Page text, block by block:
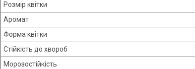
Розмір квітки
Аромат
Форма квітки
Стійкість до хвороб
Морозостійкість